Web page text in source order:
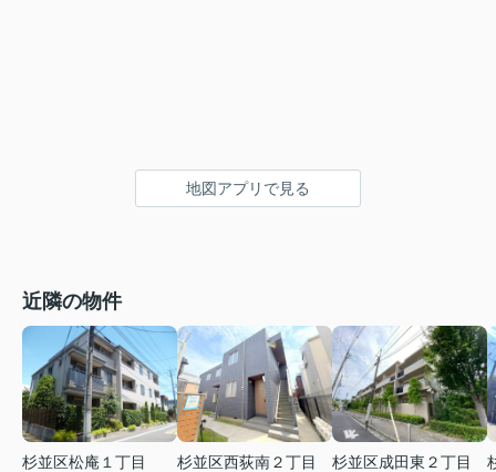
地図アプリで見る
近隣の物件
杉並区松庵１丁目
杉並区西荻南２丁目
杉並区成田東２丁目